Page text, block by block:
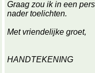
Graag zou ik in een
nader toelichten.
Met vriendelijke groet,
HANDTEKENING